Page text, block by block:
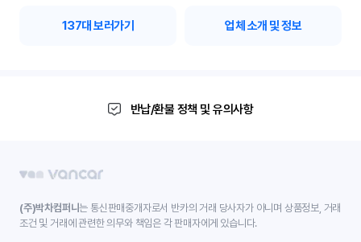
137대 보러가기 업체 소개 및 정보
반납/환불 정책 및 유의사항
(주)박차컴퍼니는 통신판매중개자로서 반카의 거래 당사자가 아니며 상품정보, 거래
조건 및 거래에 관련한 의무와 책임은 각 판매자에게 있습니다.